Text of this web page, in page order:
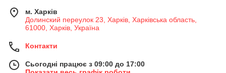
м. Харків
Долинский переулок 23, Харків, Харківська область,
61000, Харків, Україна
Контакти
Сьогодні працює з 09:00 до 17:00